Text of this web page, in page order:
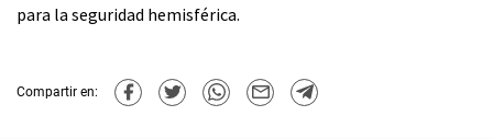
para la seguridad hemisférica.
Compartir en: